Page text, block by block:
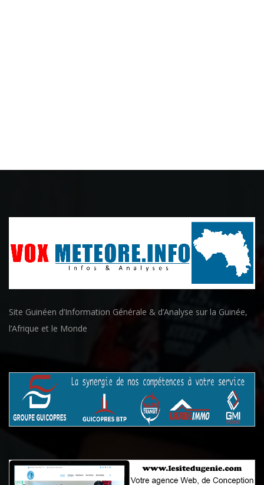
Site Guinéen d’Information Générale & d’Analyse sur la Guinée,
l’Afrique et le Monde